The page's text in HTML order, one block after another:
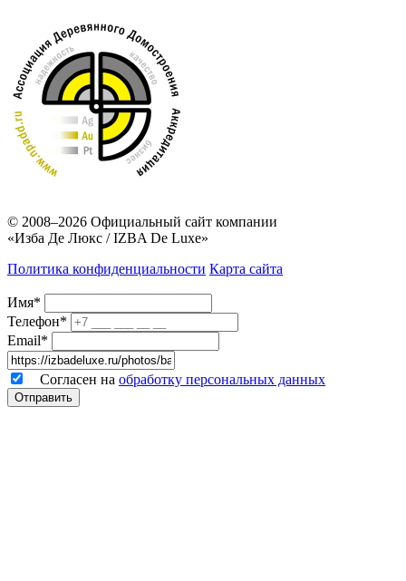
© 2008–2026 Официальный сайт компании
«Изба Де Люкс / IZBA De Luxe»
Политика конфиденциальности Карта сайта
Имя*
Телефон*
Email*
Согласен на обработку персональных данных
Отправить